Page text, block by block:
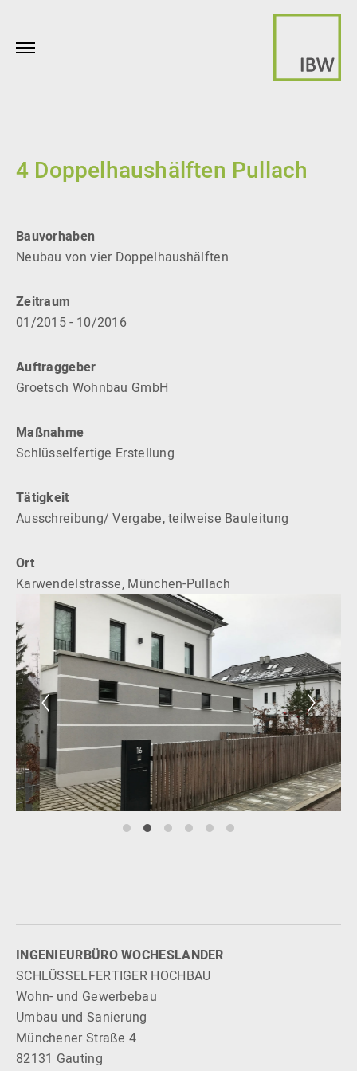
4 Doppelhaushälften Pullach
Bauvorhaben
Neubau von vier Doppelhaushälften
Zeitraum
01/2015 - 10/2016
Auftraggeber
Groetsch Wohnbau GmbH
Maßnahme
Schlüsselfertige Erstellung
Tätigkeit
Ausschreibung/ Vergabe, teilweise Bauleitung
Ort
Karwendelstrasse, München-Pullach
INGENIEURBÜRO WOCHESLANDER
SCHLÜSSELFERTIGER HOCHBAU
Wohn- und Gewerbebau
Umbau und Sanierung
Münchener Straße 4
82131 Gauting